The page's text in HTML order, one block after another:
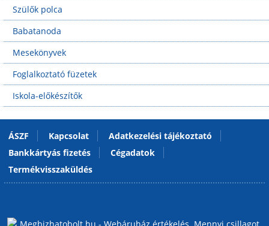
Szülők polca
Babatanoda
Mesekönyvek
Foglalkoztató füzetek
Iskola-előkészítők
ÁSZF Kapcsolat
Adatkezelési tájékoztató
Bankkártyás fizetés
Cégadatok
Termékvisszaküldés